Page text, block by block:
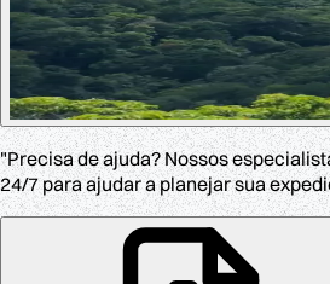
"Precisa de ajuda? Nossos
24/7 para ajudar a planejar sua